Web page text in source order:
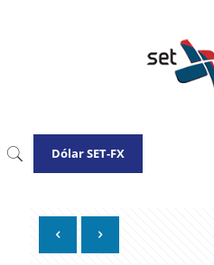
Dólar SET-FX